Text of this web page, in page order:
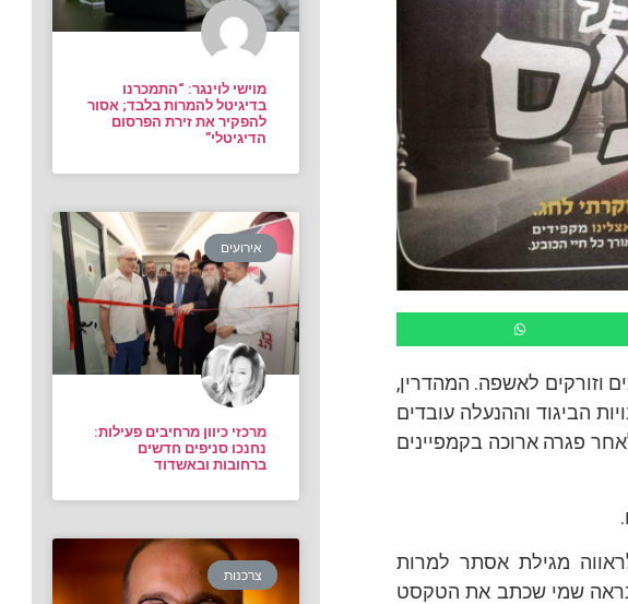
וזורקים לאשפה. המהדרין,
הביגוד וההנעלה עובדים
פגרה ארוכה בקמפיינים
מגילת אסתר למרות
נראה שמי שכתב את הטקסט
מוישי לוינגר: “התמכרנו
בדיגיטל להמרות בלבד; אסור
להפקיר את זירת הפרסום
הדיגיטלי”
אירועים
מרכזי כיוון מרחיבים פעילות:
נחנכו סניפים חדשים
ברחובות ובאשדוד
צרכנות